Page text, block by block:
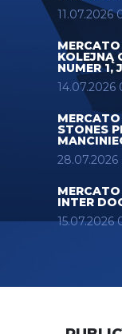
11.07.2026
KOLEJNĄ
NUMER 1,
14.07.2026
STONES
INTER
15.07.2026